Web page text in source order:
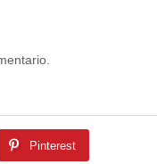
Pinterest